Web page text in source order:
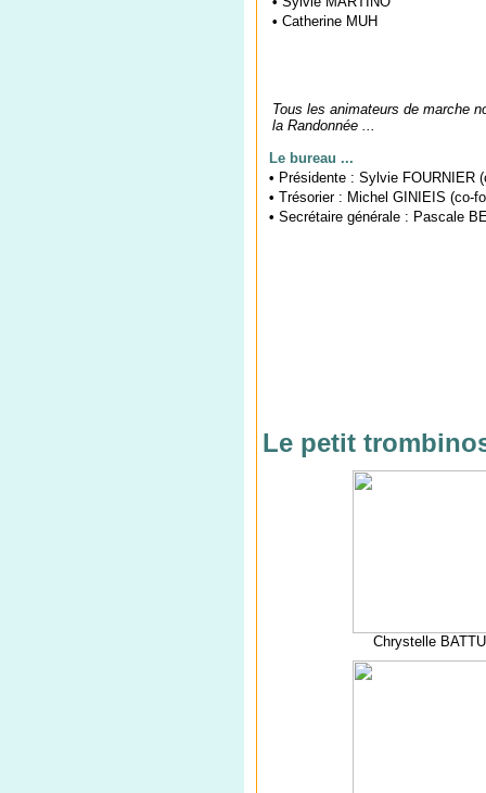
• Catherine MUH
Tous les animateurs de marche
la Randonnée ...
Le bureau ...
• Présidente : Sylvie FOURNIER
• Trésorier : Michel GINIEIS (co-
• Secrétaire générale : Pascale
Le petit
Chrystelle